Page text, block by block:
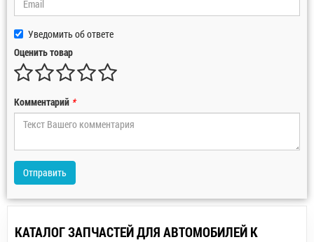
Уведомить об ответе
Оценить товар
Комментарий *
Отправить
КАТАЛОГ ЗАПЧАСТЕЙ ДЛЯ АВТОМОБИЛЕЙ К